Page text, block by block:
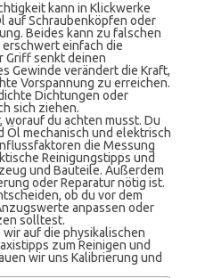
kann in Klickwerke
auf Schraubenköpfen oder
Beides kann zu falschen
einfach die
Griff senkt deinen
Gewinde verändert die Kraft,
Vorspannung zu erreichen.
Dichtungen oder
sich ziehen.
worauf du achten musst. Du
Öl mechanisch und elektrisch
die Messung
Reinigungstipps und
und Bauteile. Außerdem
oder Reparatur nötig ist.
ob du vor dem
anpassen oder
solltest.
auf die physikalischen
zum Reinigen und
wir uns Kalibrierung und